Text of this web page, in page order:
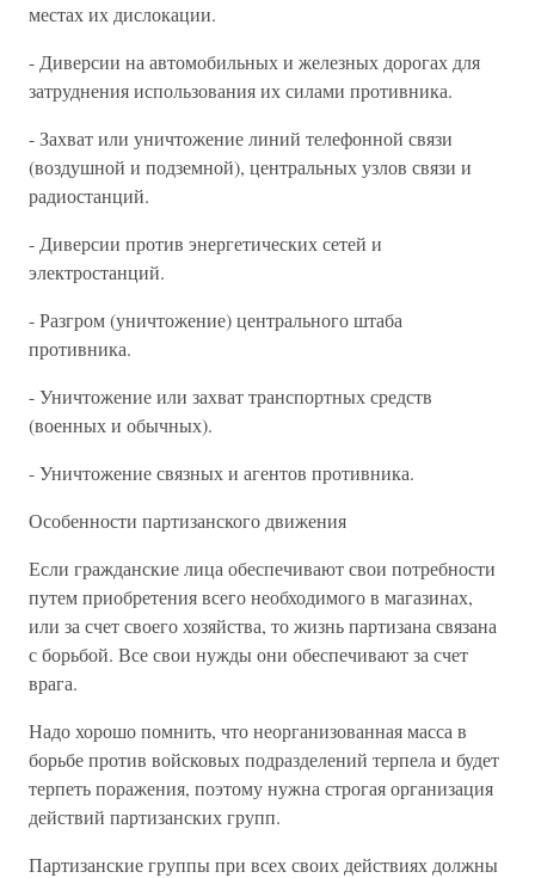
местах их дислокации.
- Диверсии на автомобильных и железных дорогах для
затруднения использования их силами противника.
- Захват или уничтожение линий телефонной связи
(воздушной и подземной), центральных узлов связи и
радиостанций.
- Диверсии против энергетических сетей и
электростанций.
- Разгром (уничтожение) центрального штаба
противника.
- Уничтожение или захват транспортных средств
(военных и обычных).
- Уничтожение связных и агентов противника.
Особенности партизанского движения
Если гражданские лица обеспечивают свои потребности
путем приобретения всего необходимого в магазинах,
или за счет своего хозяйства, то жизнь партизана связана
с борьбой. Все свои нужды они обеспечивают за счет
врага.
Надо хорошо помнить, что неорганизованная масса в
борьбе против войсковых подразделений терпела и будет
терпеть поражения, поэтому нужна строгая организация
действий партизанских групп.
Партизанские группы при всех своих действиях должны